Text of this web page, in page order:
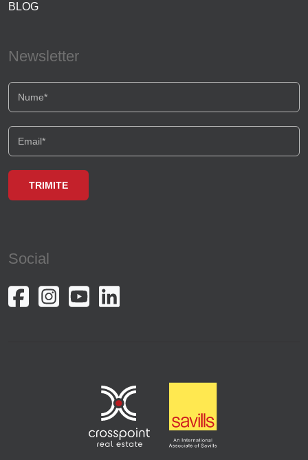
BLOG
Newsletter
Social